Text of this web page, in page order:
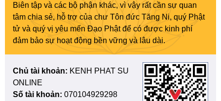
Biên tập và các bộ phận khác, vì vậy rất cần sự quan
tâm chia sẻ, hỗ trợ của chư Tôn đức Tăng Ni, quý Phật
tử và quý vị yêu mến Đạo Phật để có được kinh phí
đảm bảo sự hoạt động bền vững và lâu dài.
Chủ tài khoản: KENH PHAT SU
ONLINE
Số tài khoản: 070104929298